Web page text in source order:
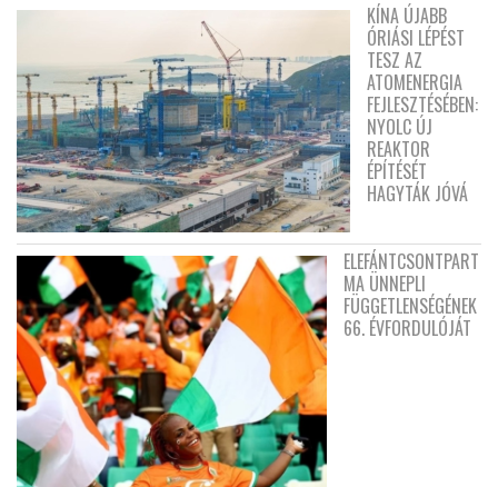
KÍNA ÚJABB
ÓRIÁSI LÉPÉST
TESZ AZ
ATOMENERGIA
FEJLESZTÉSÉBEN:
NYOLC ÚJ
REAKTOR
ÉPÍTÉSÉT
HAGYTÁK JÓVÁ
ELEFÁNTCSONTPART
MA ÜNNEPLI
FÜGGETLENSÉGÉNEK
66. ÉVFORDULÓJÁT